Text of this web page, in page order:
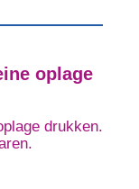
oplage
drukken.